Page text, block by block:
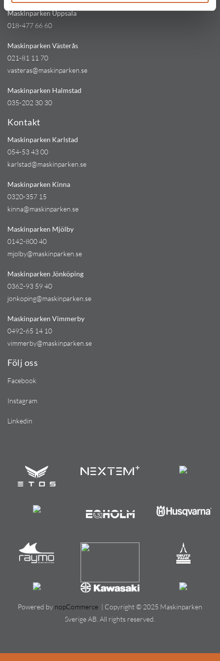
Maskinparken Uppsala
018-477 66 60
Maskinparken Västerås
021-81 11 70
vasteras@maskinparken.se
Maskinparken Halmstad
035-202 30 30
Kontakt
Maskinparken Karlstad
054-53 43 00
karlstad@maskinparken.se
Maskinparken Kinna
0320-357 15
kinna@maskinparken.se
Maskinparken Mjölby
0142-800 40
mjolby@maskinparken.se
Maskinparken Jönköping
0362-93 59 40
jonkoping@maskinparken.se
Maskinparken Vimmerby
0492-65 14 10
vimmerby@maskinparken.se
Följ oss
Facebook
Instagram
Linkedin
Powered by nopCommerce | Copyright © 2025 Maskinparken
Sverige AB. All rights reserved.